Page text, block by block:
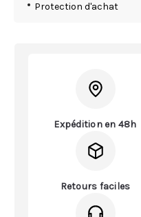
Protection d'achat
Expédition en 48h
Retours faciles